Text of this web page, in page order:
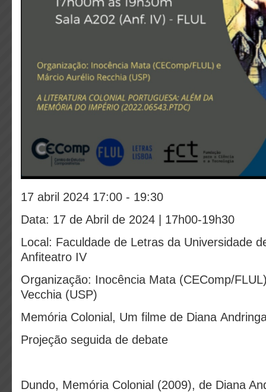
17 abril 2024 17:00 - 19:30
Data: 17 de Abril de 2024 | 17h00-19h30
Local: Faculdade de Letras da Universidade
Anfiteatro IV
Organização: Inocência Mata (CEComp/
Vecchia (USP)
Memória Colonial, Um filme de Diana
Projeção seguida de debate
Dundo, Memória Colonial (2009), de Diana